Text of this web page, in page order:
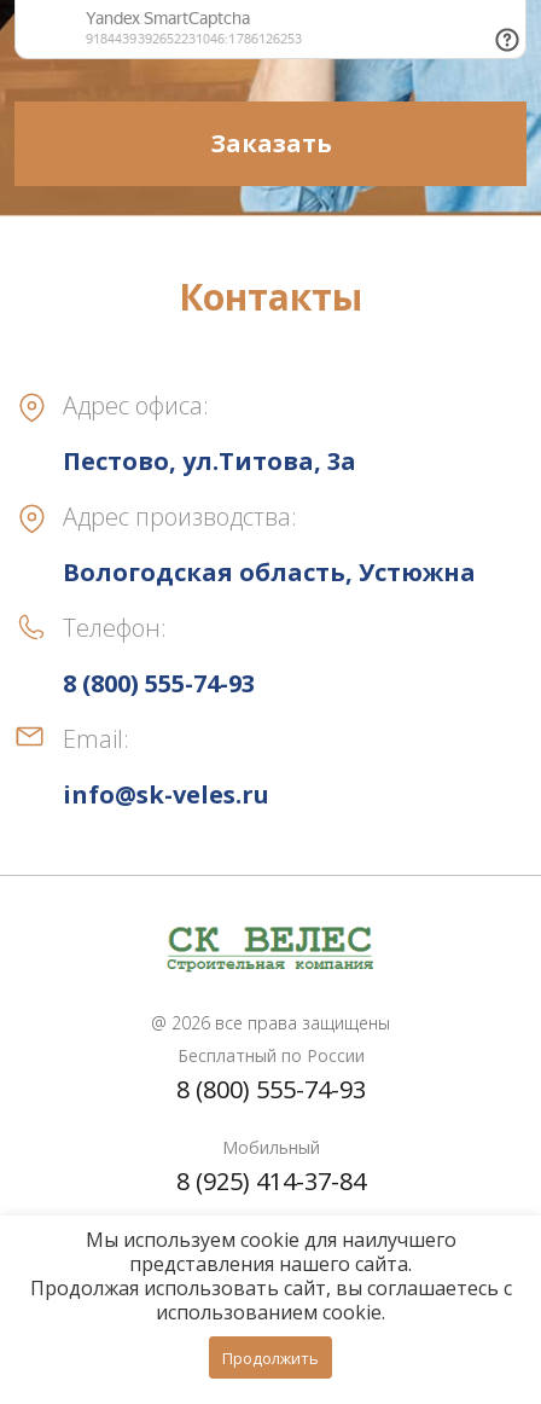
Заказать
Контакты
Адрес офиса:
Пестово, ул.Титова, 3а
Адрес производства:
Вологодская область, Устюжна
Телефон:
8 (800) 555-74-93
Email:
info@sk-veles.ru
@ 2026 все права защищены
Бесплатный по России
8 (800) 555-74-93
Мобильный
8 (925) 414-37-84
Почта для расчетов
info@sk-veles.ru
Политика конфиденциальности
Мы используем cookie для наилучшего
представления нашего сайта.
Продолжая использовать сайт, вы соглашаетесь с
использованием cookie.
Продолжить